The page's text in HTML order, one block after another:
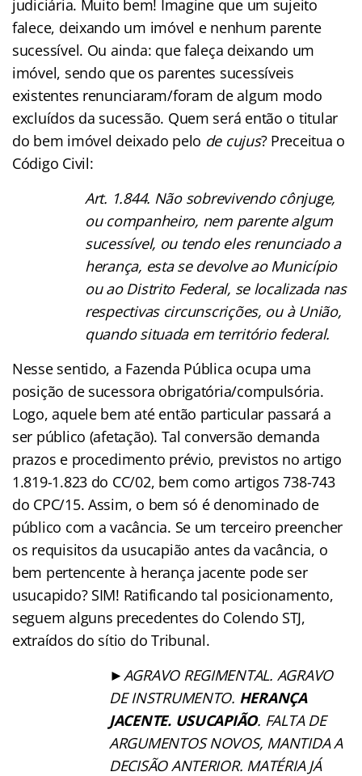
judiciária. Muito bem! Imagine que um sujeito
falece, deixando um imóvel e nenhum parente
sucessível. Ou ainda: que faleça deixando um
imóvel, sendo que os parentes sucessíveis
existentes renunciaram/foram de algum modo
excluídos da sucessão. Quem será então o titular
do bem imóvel deixado pelo de cujus? Preceitua o
Código Civil:
Art. 1.844. Não sobrevivendo cônjuge,
ou companheiro, nem parente algum
sucessível, ou tendo eles renunciado a
herança, esta se devolve ao Município
ou ao Distrito Federal, se localizada nas
respectivas circunscrições, ou à União,
quando situada em território federal.
Nesse sentido, a Fazenda Pública ocupa uma
posição de sucessora obrigatória/compulsória.
Logo, aquele bem até então particular passará a
ser público (afetação). Tal conversão demanda
prazos e procedimento prévio, previstos no artigo
1.819-1.823 do CC/02, bem como artigos 738-743
do CPC/15. Assim, o bem só é denominado de
público com a vacância. Se um terceiro preencher
os requisitos da usucapião antes da vacância, o
bem pertencente à herança jacente pode ser
usucapido? SIM! Ratificando tal posicionamento,
seguem alguns precedentes do Colendo STJ,
extraídos do sítio do Tribunal.
►AGRAVO REGIMENTAL. AGRAVO
DE INSTRUMENTO. HERANÇA
JACENTE. USUCAPIÃO. FALTA DE
ARGUMENTOS NOVOS, MANTIDA A
DECISÃO ANTERIOR. MATÉRIA JÁ